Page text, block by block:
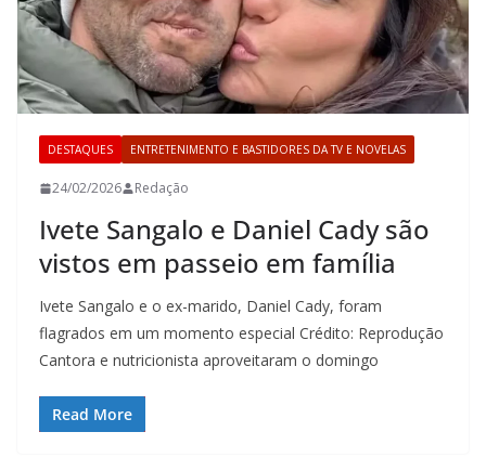
DESTAQUES ENTRETENIMENTO E BASTIDORES DA TV E NOVELAS
24/02/2026 Redação
Ivete Sangalo e Daniel Cady são
vistos em passeio em família
Ivete Sangalo e o ex-marido, Daniel Cady, foram
flagrados em um momento especial Crédito: Reprodução
Cantora e nutricionista aproveitaram o domingo
Read More